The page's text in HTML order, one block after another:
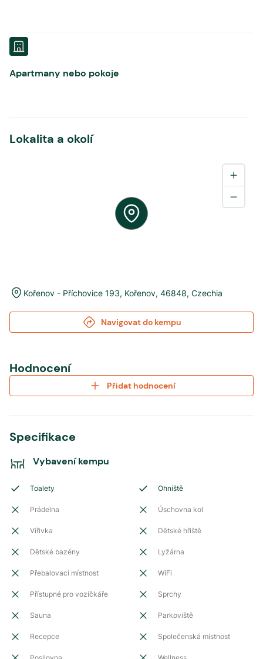
Apartmany nebo pokoje
Lokalita a okolí
Kořenov - Příchovice 193, Kořenov, 46848, Czechia
Navigovat do kempu
Hodnocení
Přidat hodnocení
Specifikace
Vybavení kempu
Toalety Ohniště
Prádelna Úschovna kol
Vířivka Dětské hřiště
Dětské bazény Lyžárna
Přebalovací místnost WiFi
Přístupné pro vozíčkáře Sprchy
Sauna Parkoviště
Recepce Společenská místnost